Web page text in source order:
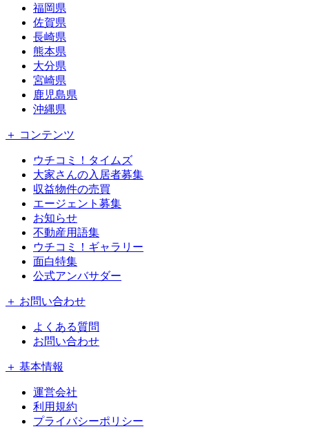
福岡県
佐賀県
長崎県
熊本県
大分県
宮崎県
鹿児島県
沖縄県
＋ コンテンツ
ウチコミ！タイムズ
大家さんの入居者募集
収益物件の売買
エージェント募集
お知らせ
不動産用語集
ウチコミ！ギャラリー
面白特集
公式アンバサダー
＋ お問い合わせ
よくある質問
お問い合わせ
＋ 基本情報
運営会社
利用規約
プライバシーポリシー